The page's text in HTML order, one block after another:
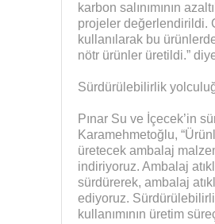
karbon salınımının
projeler değerlendirildi.
kullanılarak bu
nötr ürünler üretildi.”
Sürdürülebilirlik
Pınar Su ve İçecek’in
Karamehmetoğlu,
üretecek ambalaj
indiriyoruz. Ambalaj
sürdürerek, ambalaj
ediyoruz.
kullanımının üretim